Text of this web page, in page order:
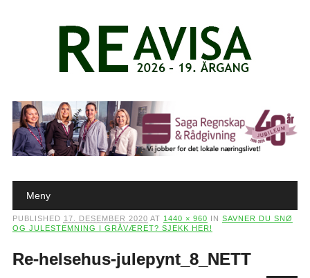
Main menu
Meny
PUBLISHED 17. DESEMBER 2020 AT 1440 × 960 IN SAVNER DU SNØ
OG JULESTEMNING I GRÅVÆRET? SJEKK HER!
Re-helsehus-julepynt_8_NETT